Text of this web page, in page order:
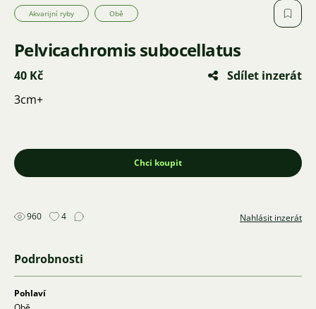
Akvarijní ryby Obě
Pelvicachromis subocellatus
40 Kč
Sdílet inzerát
3cm+
Chci koupit
960 4 Nahlásit inzerát
Podrobnosti
Pohlaví